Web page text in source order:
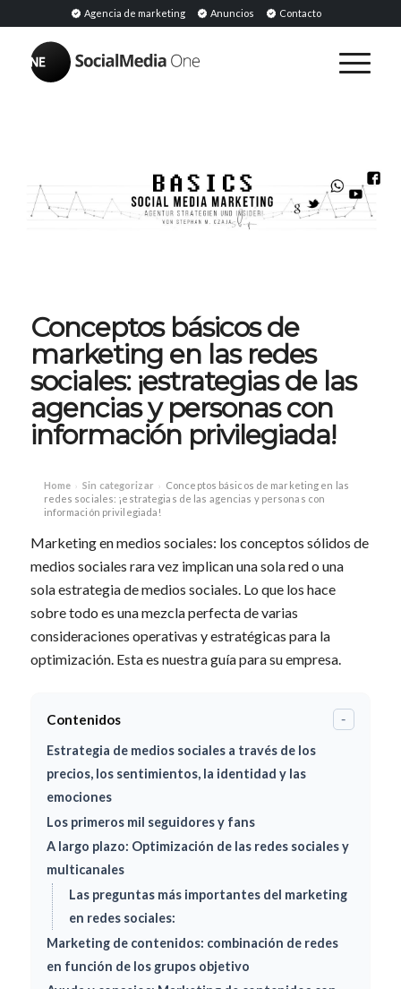
Agencia de marketing Anuncios Contacto
Conceptos básicos de
marketing en las redes
sociales: ¡estrategias de las
agencias y personas con
información privilegiada!
Home › Sin categorizar › Conceptos básicos de marketing en las
redes sociales: ¡estrategias de las agencias y personas con
información privilegiada!
Marketing en medios sociales: los conceptos sólidos de
medios sociales rara vez implican una sola red o una
sola estrategia de medios sociales. Lo que los hace
sobre todo es una mezcla perfecta de varias
consideraciones operativas y estratégicas para la
optimización. Esta es nuestra guía para su empresa.
Contenidos -
Estrategia de medios sociales a través de los
precios, los sentimientos, la identidad y las
emociones
Los primeros mil seguidores y fans
A largo plazo: Optimización de las redes sociales y
multicanales
Las preguntas más importantes del marketing
en redes sociales:
Marketing de contenidos: combinación de redes
en función de los grupos objetivo